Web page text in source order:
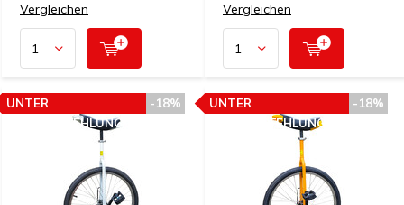
Vergleichen Vergleichen
-18%
UNTER
PREISEMPFEHLUNG
-18%
UNTER
PREISEMPFEHLUNG